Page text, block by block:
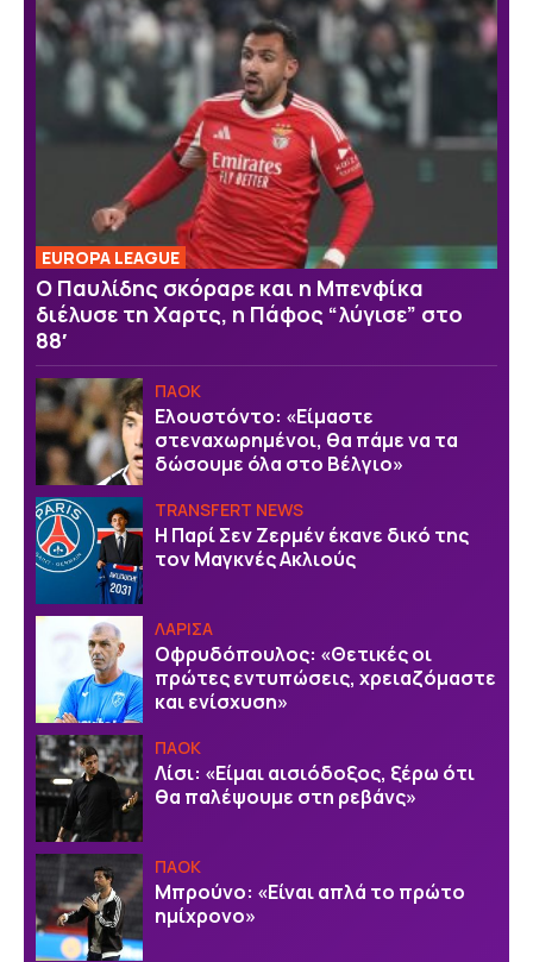
EUROPA LEAGUE
Ο Παυλίδης σκόραρε και η Μπενφίκα
διέλυσε τη Χαρτς, η Πάφος “λύγισε” στο
88′
ΠΑΟΚ
Ελουστόντο: «Είμαστε
στεναχωρημένοι, θα πάμε να τα
δώσουμε όλα στο Βέλγιο»
TRANSFERT NEWS
Η Παρί Σεν Ζερμέν έκανε δικό της
τον Μαγκνές Ακλιούς
ΛΑΡΙΣΑ
Οφρυδόπουλος: «Θετικές οι
πρώτες εντυπώσεις, χρειαζόμαστε
και ενίσχυση»
ΠΑΟΚ
Λίσι: «Είμαι αισιόδοξος, ξέρω ότι
θα παλέψουμε στη ρεβάνς»
ΠΑΟΚ
Μπρούνο: «Είναι απλά το πρώτο
ημίχρονο»